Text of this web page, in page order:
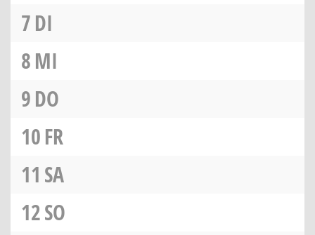
7DI
8MI
9DO
10FR
11 SA
12SO